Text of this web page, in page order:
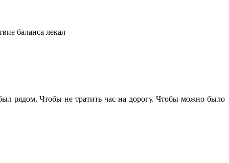
баланса лекал
рядом. Чтобы не тратить час на дорогу. Чтобы можно было